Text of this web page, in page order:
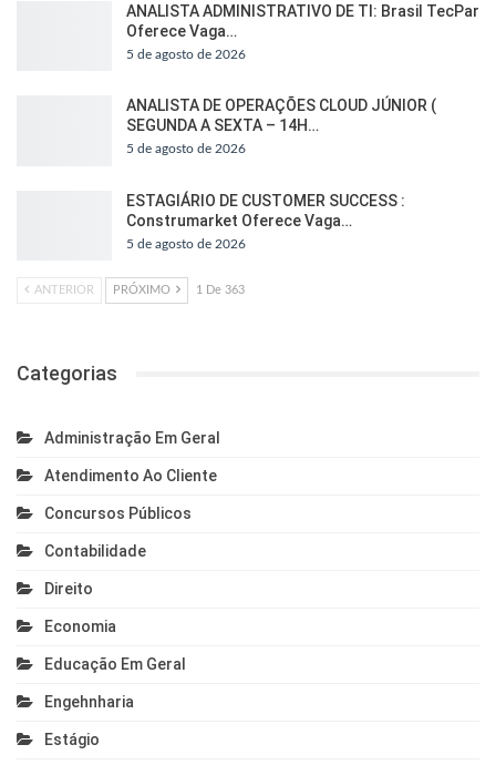
ANALISTA ADMINISTRATIVO DE TI: Brasil TecPar
Oferece Vaga…
5 de agosto de 2026
ANALISTA DE OPERAÇÕES CLOUD JÚNIOR (
SEGUNDA A SEXTA – 14H…
5 de agosto de 2026
ESTAGIÁRIO DE CUSTOMER SUCCESS :
Construmarket Oferece Vaga…
5 de agosto de 2026
ANTERIOR PRÓXIMO 1 De 363
Categorias
Administração Em Geral
Atendimento Ao Cliente
Concursos Públicos
Contabilidade
Direito
Economia
Educação Em Geral
Engehnharia
Estágio